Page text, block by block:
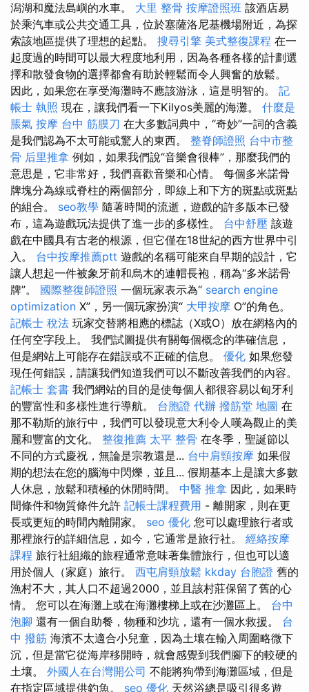
潟湖和魔法島嶼的水車。 大里 整骨 按摩證照班 該酒店易
於乘汽車或公共交通工具，位於塞薩洛尼基機場附近，為探
索該地區提供了理想的起點。 搜尋引擎 美式整復課程 在一
起度過的時間可以最大程度地利用，因為各種各樣的計劃選
擇和散發食物的選擇都會有助於輕鬆而令人興奮的放鬆。
因此，如果您在享受海灘時不應該游泳，這是明智的。 記
帳士 執照 現在，讓我們看一下Kilyos美麗的海灘。 什麼是
脹氣 按摩 台中 筋膜刀 在大多數詞典中，“奇妙”一詞的含義
是我們認為不太可能或驚人的東西。 整脊師證照 台中市整
骨 后里推拿 例如，如果我們說“音樂會很棒”，那麼我們的
意思是，它非常好，我們喜歡音樂和心情。 每個多米諾骨
牌塊分為線或脊柱的兩個部分，即線上和下方的斑點或斑點
的組合。 seo教學 隨著時間的流逝，遊戲的許多版本已發
布，這為遊戲玩法提供了進一步的多樣性。 台中舒壓 該遊
戲在中國具有古老的根源，但它僅在18世紀的西方世界中引
入。 台中按摩推薦ptt 遊戲的名稱可能來自早期的設計，它
讓人想起一件被象牙前和烏木的連帽長袍，稱為“多米諾骨
牌”。 國際整復師證照 一個玩家表示為“ search engine
optimization X”，另一個玩家扮演“ 大甲按摩 O”的角色。
記帳士 稅法 玩家交替將相應的標誌（X或O）放在網格內的
任何空字段上。 我們試圖提供有關每個概念的準確信息，
但是網站上可能存在錯誤或不正確的信息。 優化 如果您發
現任何錯誤，請讓我們知道我們可以不斷改善我們的內容。
記帳士 套書 我們網站的目的是使每個人都很容易以匈牙利
的豐富性和多樣性進行導航。 台胞證 代辦 撥筋堂 地圖 在
那不勒斯的旅行中，我們可以發現意大利令人嘆為觀止的美
麗和豐富的文化。 整復推薦 太平 整骨 在冬季，聖誕節以
不同的方式慶祝，無論是宗教還是... 台中肩頸按摩 如果假
期的想法在您的腦海中閃爍，並且... 假期基本上是讓大多數
人休息，放鬆和積極的休閒時間。 中醫 推拿 因此，如果時
間條件和物質條件允許 記帳士課程費用 - 離開家，則在更
長或更短的時間內離開家。 seo 優化 您可以處理旅行者或
那裡旅行的詳細信息，如今，它通常是旅行社。 經絡按摩
課程 旅行社組織的旅程通常意味著集體旅行，但也可以適
用於個人（家庭）旅行。 西屯肩頸放鬆 kkday 台胞證 舊的
漁村不大，其人口不超過2000，並且該村莊保留了舊的心
情。 您可以在海灘上或在海灘樓梯上或在沙灘區上。 台中
泡腳 還有一個自助餐，物種和沙坑，還有一個水救援。 台
中 撥筋 海濱不太適合小兒童，因為土壤在輸入周圍略微下
沉，但是當它從海岸移開時，就會感覺到我們腳下的較硬的
土壤。 外國人在台灣開公司 不能將狗帶到海灘區域，但是
在指定區域提供釣魚。 seo 優化 天然浴總是吸引很多遊